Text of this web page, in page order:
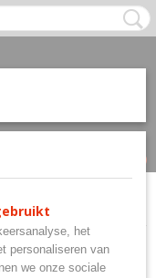
(0)
het
personaliseren van
we onze sociale